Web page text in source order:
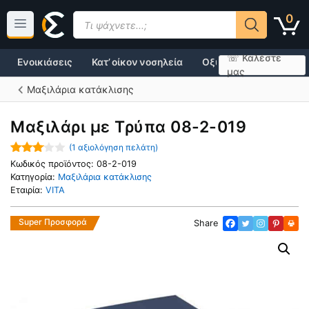
περιεχόμενο
0
Products
search
☏ Καλέστε
μας
Κατ’ οίκον νοσηλεία Οξυγονοθεραπεία
Ενοικιάσεις
Μαξιλάρια κατάκλισης
Μαξιλάρι με Τρύπα 08-2-019
3.00
out of
5
(1 αξιολόγηση πελάτη)
Κωδικός προϊόντος: 08-2-019
Κατηγορία: Μαξιλάρια κατάκλισης
Εταιρία: VITA
Share
Super Προσφορά